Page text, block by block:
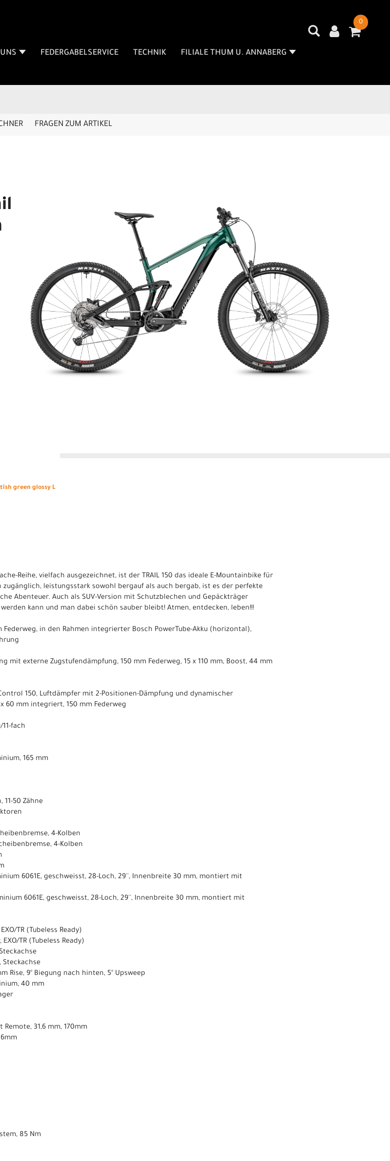
0
FEDERGABELSERVICE TECHNIK FILIALE THUM U. ANNABERG
FRAGEN ZUM ARTIKEL
green glossy L
Reihe, vielfach ausgezeichnet, ist der TRAIL 150 das ideale E-Mountainbike für
zugänglich, leistungsstark sowohl bergauf als auch bergab, ist es der perfekte
Abenteuer. Auch als SUV-Version mit Schutzblechen und Gepäckträger
kann und man dabei schön sauber bleibt! Atmen, entdecken, leben!!!
Federweg, in den Rahmen integrierter Bosch PowerTube-Akku (horizontal),
mit externe Zugstufendämpfung, 150 mm Federweg, 15 x 110 mm, Boost, 44 mm
150, Luftdämpfer mit 2-Positionen-Dämpfung und dynamischer
60 mm integriert, 150 mm Federweg
11-fach
165 mm
11-50 Zähne
4-Kolben
4-Kolben
6061E, geschweisst, 28-Loch, 29'', Innenbreite 30 mm, montiert mit
6061E, geschweisst, 28-Loch, 29'', Innenbreite 30 mm, montiert mit
TR (Tubeless Ready)
TR (Tubeless Ready)
Steckachse
Rise, 9° Biegung nach hinten, 5° Upsweep
40 mm
31,6 mm, 170mm
85 Nm